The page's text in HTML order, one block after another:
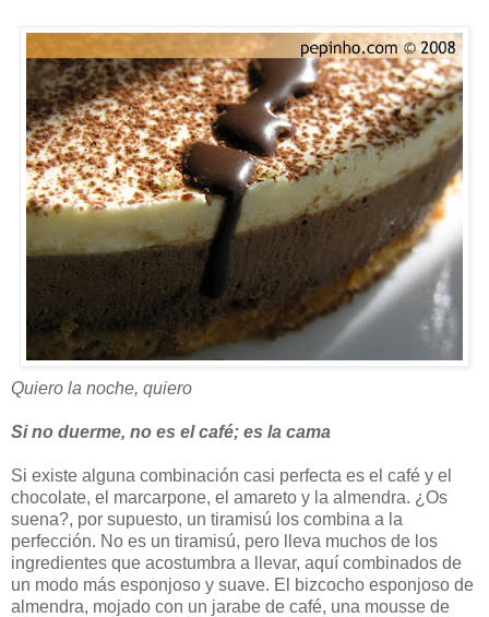
Quiero la noche, quiero
Si no duerme, no es el café; es la cama
Si existe alguna combinación casi perfecta es el café y el
chocolate, el marcarpone, el amareto y la almendra. ¿Os
suena?, por supuesto, un tiramisú los combina a la
perfección. No es un tiramisú, pero lleva muchos de los
ingredientes que acostumbra a llevar, aquí combinados de
un modo más esponjoso y suave. El bizcocho esponjoso de
almendra, mojado con un jarabe de café, una mousse de